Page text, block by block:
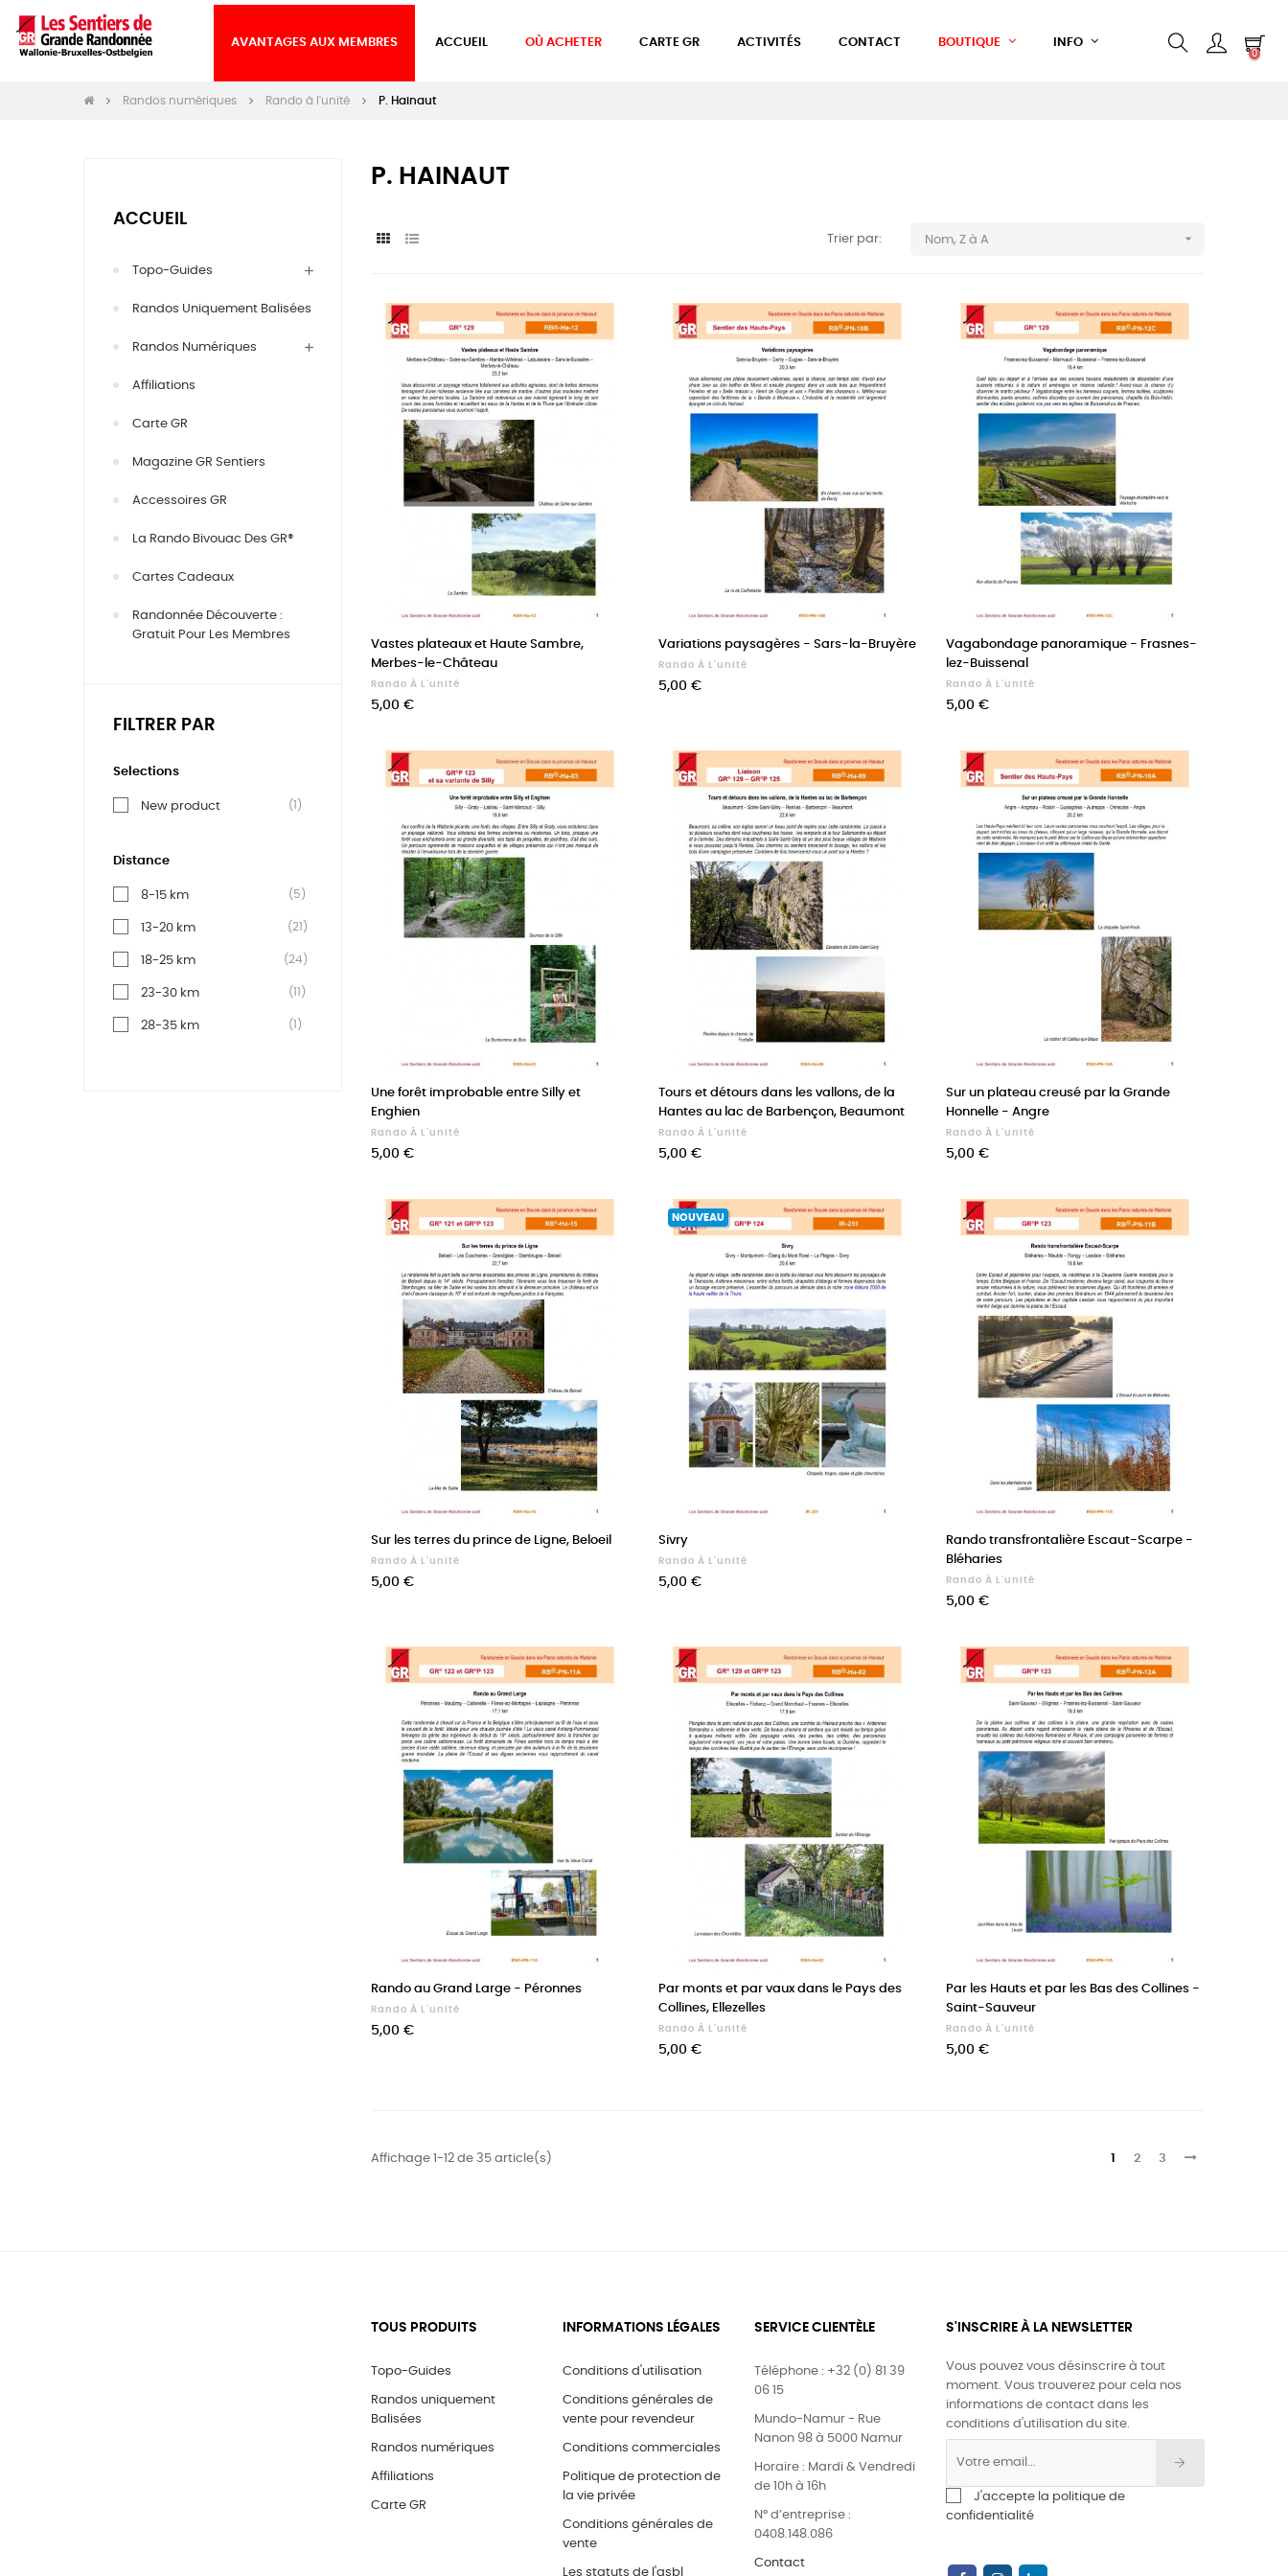
AVANTAGES AUX MEMBRES ACCUEIL OÙ ACHETER CARTE GR ACTIVITÉS CONTACT BOUTIQUE INFO
0
Randos numériques Rando à l'unité P. Hainaut
ACCUEIL
Topo-Guides
Randos Uniquement Balisées
Randos Numériques
Affiliations
Carte GR
Magazine GR Sentiers
Accessoires GR
La Rando Bivouac Des GR®
Cartes Cadeaux
Randonnée Découverte :
Gratuit Pour Les Membres
FILTRER PAR
Selections
New product (1)
Distance
8-15 km (5)
13-20 km (21)
18-25 km (24)
23-30 km (11)
28-35 km (1)
P. HAINAUT
Trier par: Nom, Z à A 
Vastes plateaux et Haute Sambre,
Merbes-le-Château
Rando À L'unité
Prix
5,00 €
Variations paysagères - Sars-la-Bruyère
Rando À L'unité
Prix
5,00 €
Vagabondage panoramique - Frasnes-
lez-Buissenal
Rando À L'unité
Prix
5,00 €
Une forêt improbable entre Silly et
Enghien
Rando À L'unité
Prix
5,00 €
Tours et détours dans les vallons, de la
Hantes au lac de Barbençon, Beaumont
Rando À L'unité
Prix
5,00 €
Sur un plateau creusé par la Grande
Honnelle - Angre
Rando À L'unité
Prix
5,00 €
Sur les terres du prince de Ligne, Beloeil
Rando À L'unité
Prix
5,00 €
NOUVEAU
Sivry
Rando À L'unité
Prix
5,00 €
Rando transfrontalière Escaut-Scarpe -
Bléharies
Rando À L'unité
Prix
5,00 €
Rando au Grand Large - Péronnes
Rando À L'unité
Prix
5,00 €
Par monts et par vaux dans le Pays des
Collines, Ellezelles
Rando À L'unité
Prix
5,00 €
Par les Hauts et par les Bas des Collines -
Saint-Sauveur
Rando À L'unité
Prix
5,00 €
Affichage 1-12 de 35 article(s) 1 2 3
TOUS PRODUITS
Topo-Guides
Randos uniquement
Balisées
Randos numériques
Affiliations
Carte GR
INFORMATIONS LÉGALES
Conditions d'utilisation
Conditions générales de
vente pour revendeur
Conditions commerciales
Politique de protection de
la vie privée
Conditions générales de
vente
Les statuts de l'asbl
SERVICE CLIENTÈLE
Téléphone : +32 (0) 81 39
06 15
Mundo-Namur - Rue
Nanon 98 à 5000 Namur
Horaire : Mardi & Vendredi
de 10h à 16h
N° d’entreprise :
0408.148.086
Contact
S'INSCRIRE À LA NEWSLETTER
Vous pouvez vous désinscrire à tout
moment. Vous trouverez pour cela nos
informations de contact dans les
conditions d'utilisation du site.
J'accepte la politique de
confidentialité